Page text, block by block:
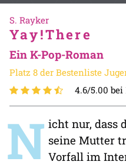
S. Rayker
Yay!There
Ein K-Pop-Roman
Platz 8 der Bestenliste
4.6/5.00 bei
N icht nur, dass
seine Mutter
Vorfall im